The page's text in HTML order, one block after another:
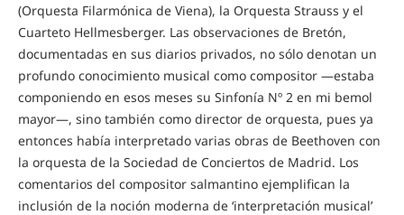
(Orquesta Filarmónica de Viena), la Orquesta Strauss y el
Cuarteto Hellmesberger. Las observaciones de Bretón,
documentadas en sus diarios privados, no sólo denotan un
profundo conocimiento musical como compositor —estaba
componiendo en esos meses su Sinfonía Nº 2 en mi bemol
mayor—, sino también como director de orquesta, pues ya
entonces había interpretado varias obras de Beethoven con
la orquesta de la Sociedad de Conciertos de Madrid. Los
comentarios del compositor salmantino ejemplifican la
inclusión de la noción moderna de ‘interpretación musical’